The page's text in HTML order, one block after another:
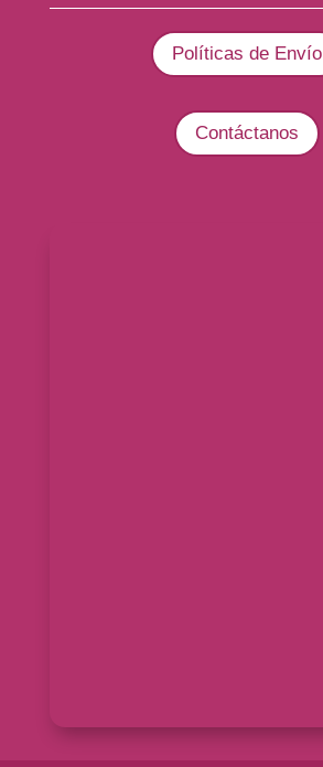
Políticas de Envío
Contáctanos